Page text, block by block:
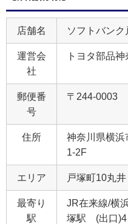
店舗名 ソフトバンク
運営会
社
トヨタ部品
郵便番
号
〒244-0003
住所
神奈川県横浜
1‐2F
エリア 戸塚町10丸井
最寄り
駅
JR在来線/横
塚駅 (出口)4